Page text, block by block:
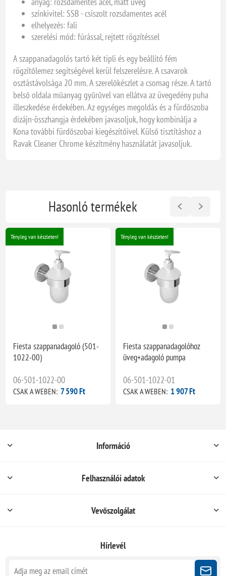
színkivitel: SSB - csiszolt rozsdamentes acél
elhelyezés: fali
szerelési mód: fúrással, rejtett rögzítéssel
A szappanadagolós tartó két tipli és egy beállító fém
rögzítőlemez segítségével kerül felszerelésre. A csavarok
osztástávolsága 20 mm. A szerelőkészlet a csomag része. A tartó
belső oldala műanyag gyűrűvel van ellátva az üvegedény puha
illeszkedése érdekében. Az egységes megoldás és a fürdőszoba
dizájn-összhangja érdekében javasoljuk, hogy kombinálja a
Kona további fürdőszobai kiegészítőivel. Külső tisztításhoz a
Ravak Cleaner Chrome készítmény használatát javasoljuk.
Hasonló termékek
Tényleg van készleten!
Fiesta szappanadagoló (501-
1022-00)
06-501-1022-00
CSAK A WEBEN: 7 590 Ft
Tényleg van készleten!
Fiesta szappanadagolóhoz
üveg+adagoló pumpa
06-501-1022-01
CSAK A WEBEN: 1 907 Ft
Információ
Felhasználói adatok
Vevőszolgálat
Hírlevél